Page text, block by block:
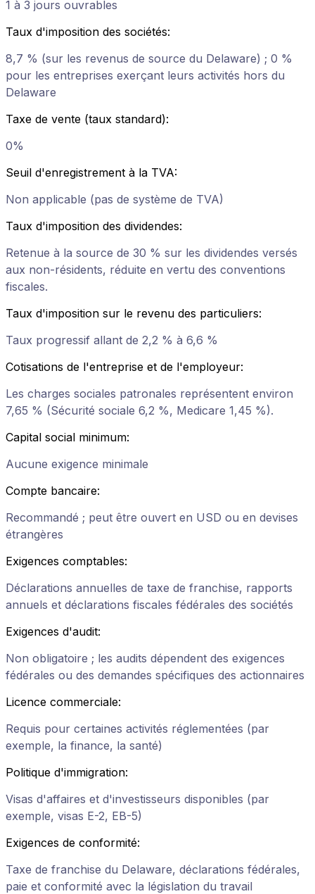
1 à 3 jours ouvrables
Taux d'imposition des sociétés:
8,7 % (sur les revenus de source du Delaware) ; 0 %
pour les entreprises exerçant leurs activités hors du
Delaware
Taxe de vente (taux standard):
0%
Seuil d'enregistrement à la TVA:
Non applicable (pas de système de TVA)
Taux d'imposition des dividendes:
Retenue à la source de 30 % sur les dividendes versés
aux non-résidents, réduite en vertu des conventions
fiscales.
Taux d'imposition sur le revenu des particuliers:
Taux progressif allant de 2,2 % à 6,6 %
Cotisations de l'entreprise et de l'employeur:
Les charges sociales patronales représentent environ
7,65 % (Sécurité sociale 6,2 %, Medicare 1,45 %).
Capital social minimum:
Aucune exigence minimale
Compte bancaire:
Recommandé ; peut être ouvert en USD ou en devises
étrangères
Exigences comptables:
Déclarations annuelles de taxe de franchise, rapports
annuels et déclarations fiscales fédérales des sociétés
Exigences d'audit:
Non obligatoire ; les audits dépendent des exigences
fédérales ou des demandes spécifiques des actionnaires
Licence commerciale:
Requis pour certaines activités réglementées (par
exemple, la finance, la santé)
Politique d'immigration:
Visas d'affaires et d'investisseurs disponibles (par
exemple, visas E-2, EB-5)
Exigences de conformité:
Taxe de franchise du Delaware, déclarations fédérales,
paie et conformité avec la législation du travail